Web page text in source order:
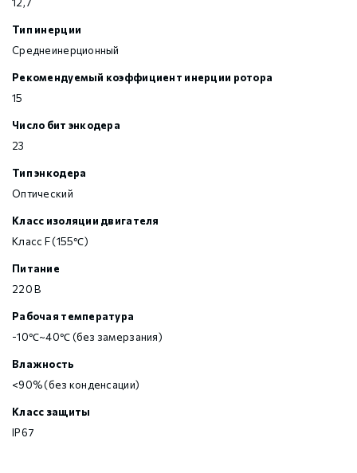
Тип инерции
Среднеинерционный
Рекомендуемый коэффициент инерции ротора
15
Число бит энкодера
23
Тип энкодера
Оптический
Класс изоляции двигателя
Класс F (155℃)
Питание
220 В
Рабочая температура
-10℃~40℃ (без замерзания)
Влажность
<90% (без конденсации)
Класс защиты
IP67